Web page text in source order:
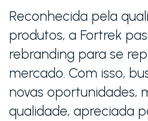
Reconhecida pela
produtos, a Fortrek
rebranding para se
mercado. Com isso,
novas oportunidades,
qualidade, apreciada